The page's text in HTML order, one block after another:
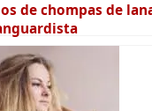
de chompas de